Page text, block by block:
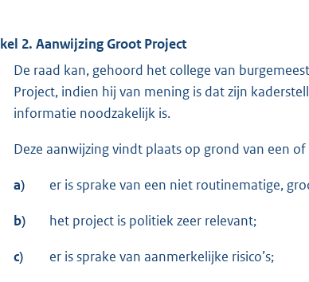
2. Aanwijzing Groot Project
De raad kan, gehoord het college van
Project, indien hij van mening is dat zijn
informatie noodzakelijk is.
Deze aanwijzing vindt plaats op grond van een
a) er is sprake van een niet routinematige,
b) het project is politiek zeer relevant;
c) er is sprake van aanmerkelijke risico’s;